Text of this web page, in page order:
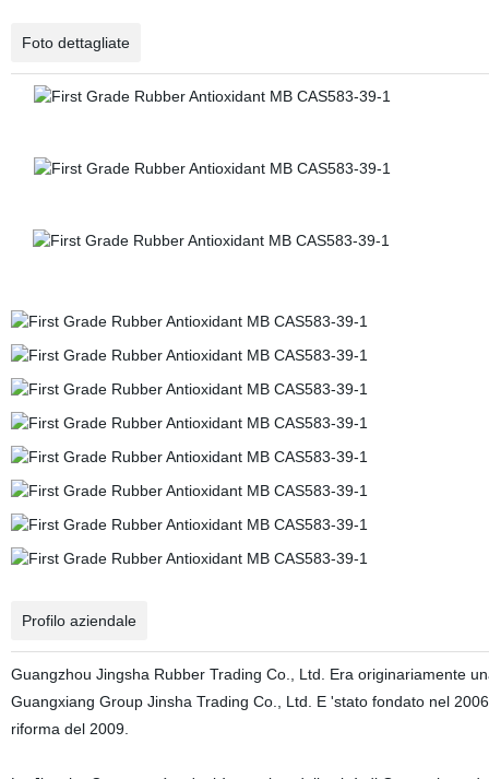
Foto dettagliate
Profilo aziendale
Guangzhou Jingsha Rubber Trading Co., Ltd. Era originariamente
Guangxiang Group Jinsha Trading Co., Ltd. E 'stato fondato nel
riforma del 2009.